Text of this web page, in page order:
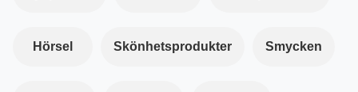
Hörsel Skönhetsprodukter Smycken